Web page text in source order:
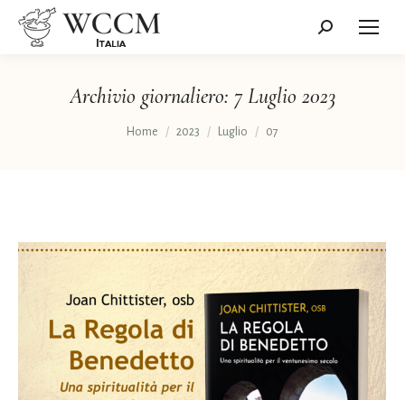
Cerca:
Archivio giornaliero: 7 Luglio 2023
Tu sei qui:
Home 2023 Luglio 07